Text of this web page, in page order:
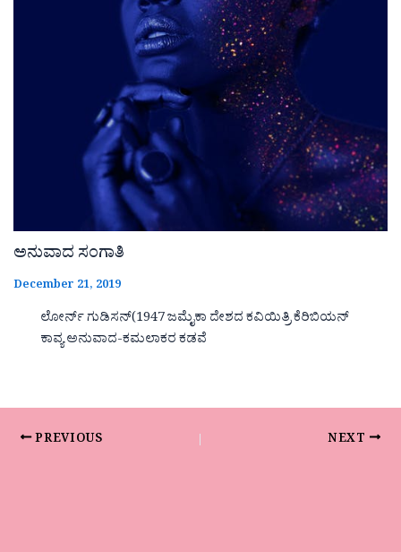
ಅನುವಾದ ಸಂಗಾತಿ
December 21, 2019
ಲೋರ್ನ್ ಗುಡಿಸನ್(1947 ಜಮೈಕಾ ದೇಶದ ಕವಿಯಿತ್ರಿ ಕೆರಿಬಿಯನ್
ಕಾವ್ಯ ಅನುವಾದ-ಕಮಲಾಕರ ಕಡವೆ
PREVIOUS NEXT